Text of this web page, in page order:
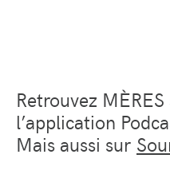
Retrouvez
l’application
Mais aussi sur